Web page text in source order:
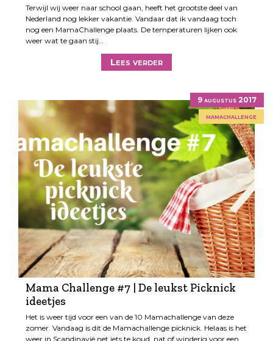
Terwijl wij weer naar school gaan, heeft het grootste deel van
Nederland nog lekker vakantie. Vandaar dat ik vandaag toch
nog een MamaChallenge plaats. De temperaturen lijken ook
weer wat te gaan stij…
Lees verder
9 augustus 2017
mamachallenge
Mama Challenge #7 | De leukst Picknick
ideetjes
Het is weer tijd voor een van de 10 Mamachallenge van deze
zomer. Vandaag is dit de Mamachallenge picknick. Helaas is het
weer in Scandinavië net iets te koud, nat of winderig voor een